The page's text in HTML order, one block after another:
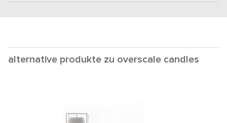
alternative produkte zu overscale candles